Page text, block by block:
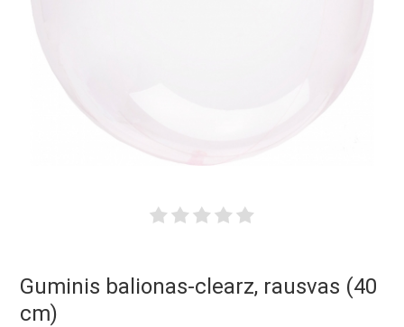
Guminis balionas-clearz, rausvas (40
cm)